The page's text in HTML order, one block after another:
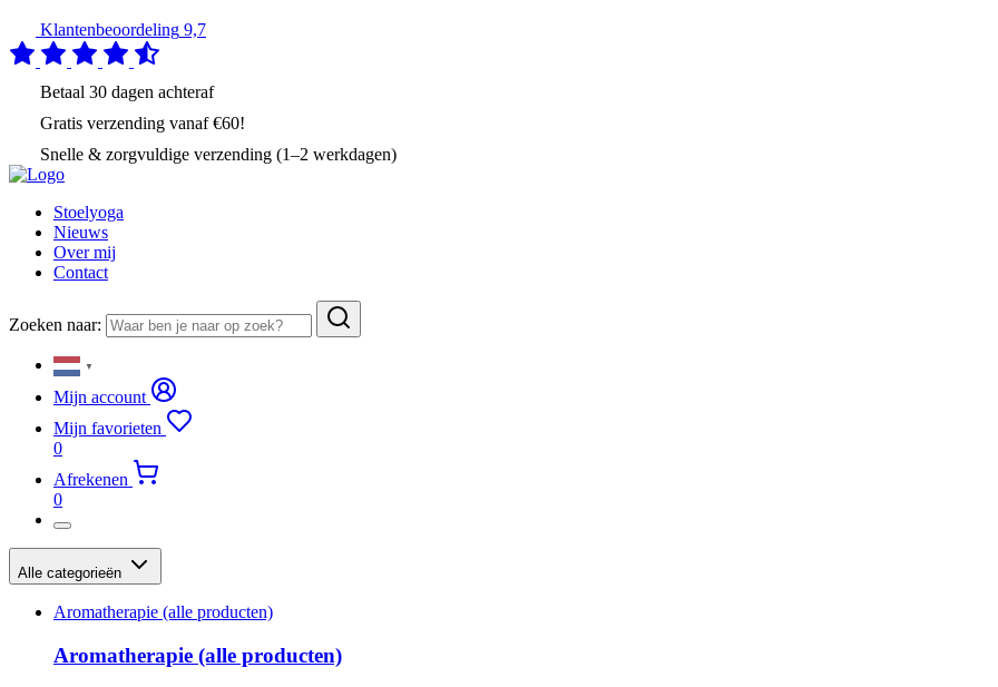
Klantenbeoordeling 9,7
Betaal 30 dagen achteraf
Gratis verzending vanaf €60!
Snelle & zorgvuldige verzending (1–2 werkdagen)
Stoelyoga
Nieuws
Over mij
Contact
Zoeken naar:
▼
Mijn account
Mijn favorieten
0
Afrekenen
0
Alle categorieën
Aromatherapie (alle producten)
Aromatherapie (alle producten)